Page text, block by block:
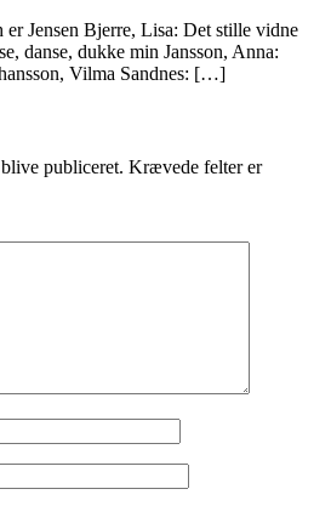
Jensen Bjerre, Lisa: Det stille vidne
danse, dukke min Jansson, Anna:
Vilma Sandnes: […]
publiceret. Krævede felter er